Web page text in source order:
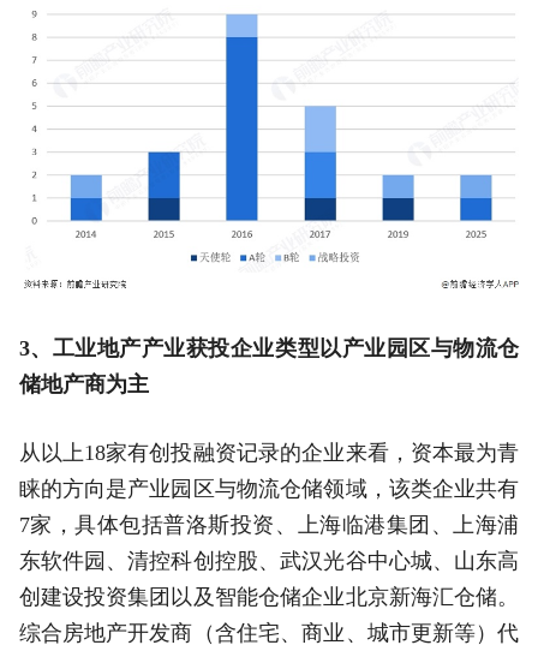
3、工业地产产业获投企业类型以产业园区与物流仓
储地产商为主
从以上18家有创投融资记录的企业来看，资本最为青
睐的方向是产业园区与物流仓储领域，该类企业共有
7家，具体包括普洛斯投资、上海临港集团、上海浦
东软件园、清控科创控股、武汉光谷中心城、山东高
创建设投资集团以及智能仓储企业北京新海汇仓储。
综合房地产开发商（含住宅、商业、城市更新等）代